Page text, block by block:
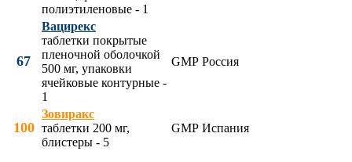
полиэтиленовые - 1
67
Вацирекс
таблетки покрытые
пленочной оболочкой
500 мг, упаковки
ячейковые контурные -
1
GMP Россия
100
Зовиракс
таблетки 200 мг,
блистеры - 5
GMP Испания